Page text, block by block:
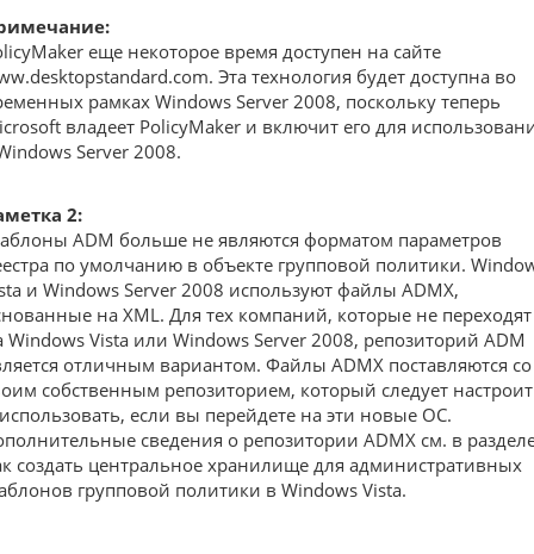
еще некоторое время доступен на сайте
Эта технология будет доступна во
рамках Windows Server 2008, поскольку теперь
владеет PolicyMaker и включит его для
Server 2008.
2:
ADM больше не являются форматом параметров
по умолчанию в объекте групповой политики.
и Windows Server 2008 используют файлы ADMX,
на XML. Для тех компаний, которые не переходят
Windows Vista или Windows Server 2008, репозиторий ADM
отличным вариантом. Файлы ADMX поставляются со
собственным репозиторием, который следует
если вы перейдете на эти новые ОС.
сведения о репозитории ADMX см. в
создать центральное хранилище для административных
групповой политики в Windows Vista.